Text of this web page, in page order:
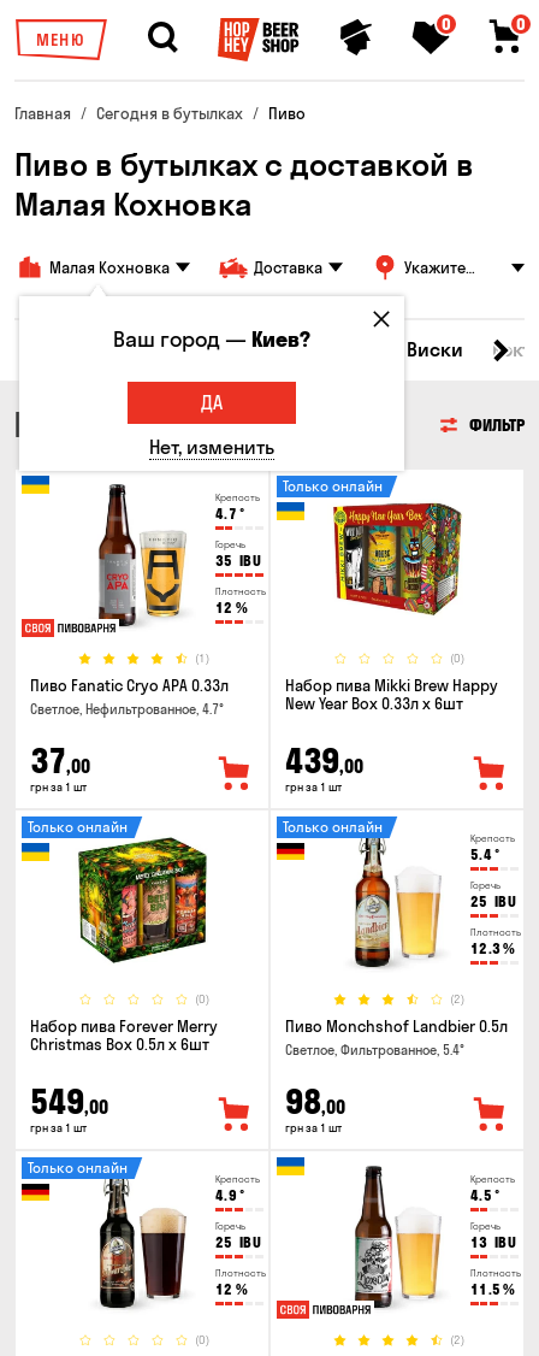
МЕНЮ
0 0
Главная Сегодня в бутылках Пиво
Пиво в бутылках с доставкой в
Малая Кохновка
Малая Кохновка Доставка
Укажите
Все товары Пиво Сидр Виски
ПИВО ФИЛЬТР
Крепость
4.7 °
Горечь
35 IBU
Плотность
12 %
(1)
Пиво Fanatic Cryo APA 0.33л
Светлое, Нефильтрованное, 4.7°
37,00
грн за 1 шт
(0)
Только онлайн
Набор пива Mikki Brew Happy
New Year Box 0.33л x 6шт
439,00
грн за 1 шт
(0)
Только онлайн
Набор пива Forever Merry
Christmas Box 0.5л x 6шт
549,00
грн за 1 шт
Крепость
5.4°
Горечь
25 IBU
Плотность
12.3%
(2)
Только онлайн
Пиво Monchshof Landbier 0.5л
Светлое, Фильтрованное, 5.4°
98,00
грн за 1 шт
Крепость
4.9 °
Горечь
25 IBU
Плотность
12 %
(0)
Только онлайн
Крепость
4.5 °
Горечь
13 IBU
Плотность
11.5 %
(2)
Ваш город —Киев?
ДА
Нет, изменить